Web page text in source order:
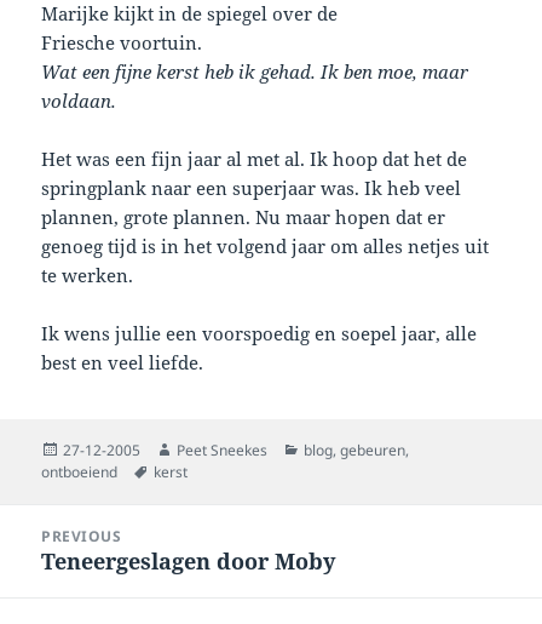
Marijke kijkt in de spiegel over de
Friesche voortuin.
Wat een fijne kerst heb ik gehad. Ik ben moe, maar
voldaan.
Het was een fijn jaar al met al. Ik hoop dat het de
springplank naar een superjaar was. Ik heb veel
plannen, grote plannen. Nu maar hopen dat er
genoeg tijd is in het volgend jaar om alles netjes uit
te werken.
Ik wens jullie een voorspoedig en soepel jaar, alle
best en veel liefde.
Posted
on
27-12-2005 Author
Peet Sneekes Categories
blog,gebeuren,
ontboeiend
Tags
kerst
navigation
PREVIOUS
Previous
Teneergeslagen door Moby